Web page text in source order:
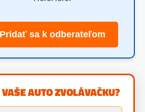
Pridať sa k odberateľom
AUTO ZVOLÁVAČKU?